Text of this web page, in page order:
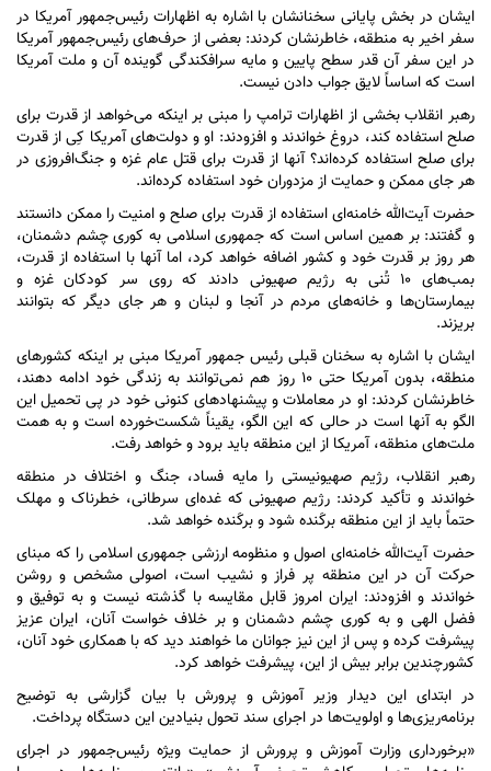
ایشان در بخش پایانی سخنانشان با اشاره به اظهارات رئیس‌جمهور آمریکا در
سفر اخیر به منطقه، خاطرنشان کردند: بعضی از حرف‌های رئیس‌جمهور آمریکا
در این سفر آن قدر سطح پایین و مایه سرافکندگی گوینده آن و ملت آمریکا
است که اساساً لایق جواب دادن نیست.
رهبر انقلاب بخشی از اظهارات ترامپ را مبنی بر اینکه می‌خواهد از قدرت برای
صلح استفاده کند، دروغ خواندند و افزودند: او و دولت‌های آمریکا کِی از قدرت
برای صلح استفاده کرده‌اند؟ آنها از قدرت برای قتل عام غزه و جنگ‌افروزی در
هر جای ممکن و حمایت از مزدوران خود استفاده کرده‌اند.
حضرت آیت‌الله خامنه‌ای استفاده از قدرت برای صلح و امنیت را ممکن دانستند
و گفتند: بر همین اساس است که جمهوری اسلامی به کوری چشم دشمنان،
هر روز بر قدرت خود و کشور اضافه خواهد کرد، اما آنها با استفاده از قدرت،
بمب‌های ۱۰ تُنی به رژیم صهیونی دادند که روی سر کودکان غزه و
بیمارستان‌ها و خانه‌های مردم در آنجا و لبنان و هر جای دیگر که بتوانند
بریزند.
ایشان با اشاره به سخنان قبلی رئیس جمهور آمریکا مبنی بر اینکه کشور‌های
منطقه، بدون آمریکا حتی ۱۰ روز هم نمی‌توانند به زندگی خود ادامه دهند،
خاطرنشان کردند: او در معاملات و پیشنهاد‌های کنونی خود در پی تحمیل این
الگو به آنها است در حالی که این الگو، یقیناً شکست‌خورده است و به همت
ملت‌های منطقه، آمریکا از این منطقه باید برود و خواهد رفت.
رهبر انقلاب، رژیم صهیونیستی را مایه فساد، جنگ و اختلاف در منطقه
خواندند و تأکید کردند: رژیم صهیونی که غده‌ای سرطانی، خطرناک و مهلک
حتماً باید از این منطقه برکَنده شود و برکَنده خواهد شد.
حضرت آیت‌الله خامنه‌ای اصول و منظومه ارزشی جمهوری اسلامی را که مبنای
حرکت آن در این منطقه پر فراز و نشیب است، اصولی مشخص و روشن
خواندند و افزودند: ایران امروز قابل مقایسه با گذشته نیست و به توفیق و
فضل الهی و به کوری چشم دشمنان و بر خلاف خواست آنان، ایران عزیز
پیشرفت کرده و پس از این نیز جوانان ما خواهند دید که با همکاری خود آنان،
کشورچندین برابر بیش از این، پیشرفت خواهد کرد.
در ابتدای این دیدار وزیر آموزش و پرورش با بیان گزارشی به توضیح
برنامه‌ریزی‌ها و اولویت‌ها در اجرای سند تحول بنیادین این دستگاه پرداخت.
«برخورداری وزارت آموزش و پرورش از حمایت ویژه رئیس‌جمهور در اجرای